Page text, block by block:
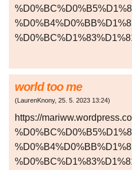
world too me
(LaurenKnony, 25. 5. 2023 13:24)
https://